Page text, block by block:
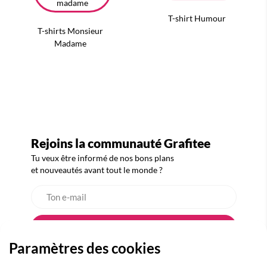
T-shirts Monsieur
Madame
T-shirt Humour
Rejoins la communauté Grafitee
Tu veux être informé de nos bons plans
et nouveautés avant tout le monde ?
Paramètres des cookies